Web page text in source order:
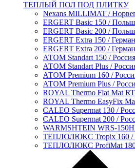
ТЕПЛЫЙ ПОЛ ПОД ПЛИТКУ
Nexans MILLIMAT /
ERGERT Basic 150 /
ERGERT Basic 200 /
ERGERT Extra 150 /
ERGERT Extra 200 /
АТОМ Standart 150 / Россия
АТОМ Standart Plus /
АТОМ Premium 160 /
АТОМ Premium Plus /
ROYAL Thermo Flat Mat
ROYAL Thermo EasyFix
CALEO Supermat 130 /
CALEO Supermat 200 /
WARMSHTEIN WRS-
ТЕПЛОЛЮКС Tropix 160 /
ТЕПЛОЛЮКС ProfiMat 180